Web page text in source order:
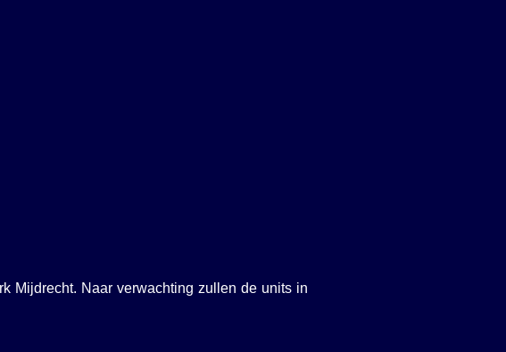
Mijdrecht. Naar verwachting zullen de units in